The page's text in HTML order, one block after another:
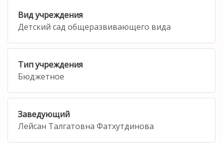
Вид учреждения
Детский сад общеразвивающего вида
Тип учреждения
Бюджетное
Заведующий
Лейсан Талгатовна Фатхутдинова